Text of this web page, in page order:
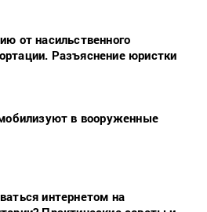
от насильственного
Разъяснение юристки
в вооруженные
интернетом на